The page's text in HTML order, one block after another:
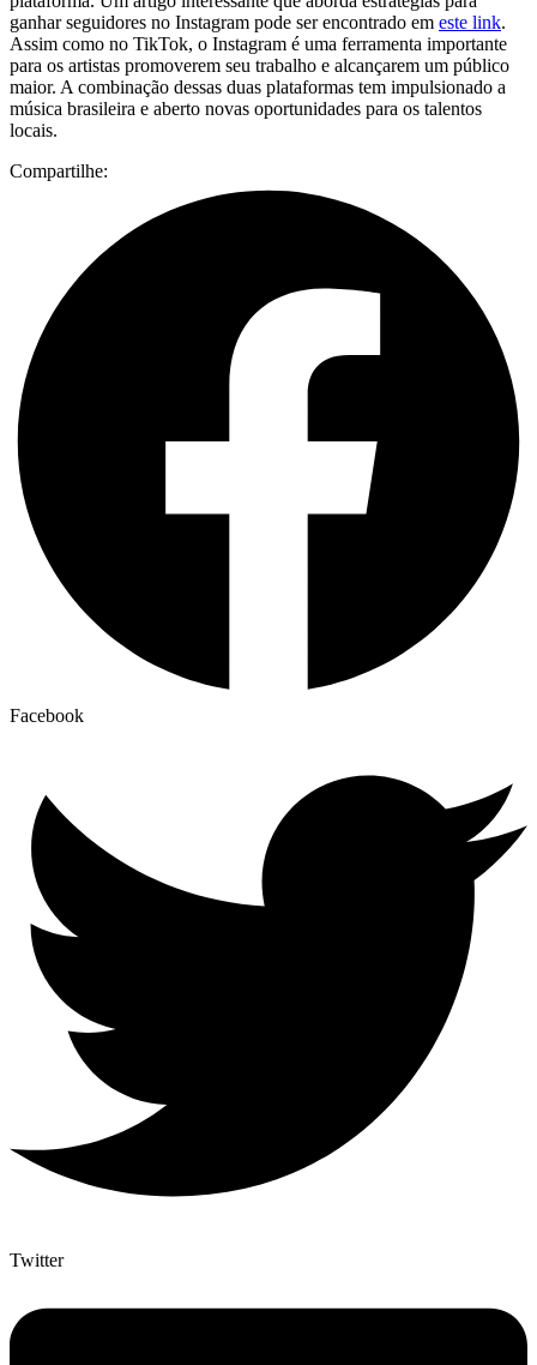
ganhar seguidores no Instagram pode ser encontrado em este link.
Assim como no TikTok, o Instagram é uma ferramenta importante
para os artistas promoverem seu trabalho e alcançarem um público
maior. A combinação dessas duas plataformas tem impulsionado a
música brasileira e aberto novas oportunidades para os talentos
locais.
Compartilhe:
Facebook
Twitter